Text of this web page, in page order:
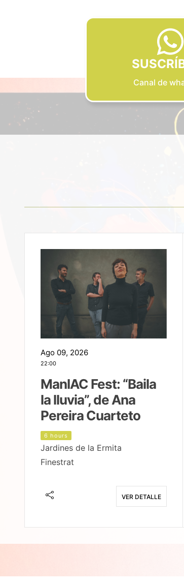
Canal de
Ago 09, 2026
22:00
ManIAC Fest: “Baila
la lluvia”, de Ana
Pereira Cuarteto
6 hours
Jardines de la Ermita
Finestrat
VER DETALLE